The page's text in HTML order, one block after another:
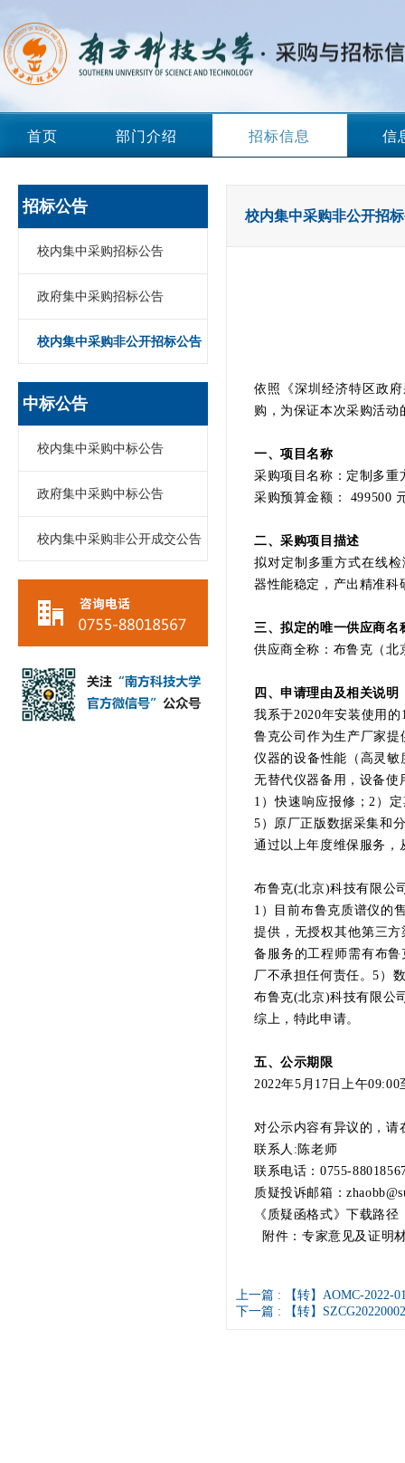
首页 部门介绍 招标信息 信
招标公告
校内集中采购招标公告
政府集中采购招标公告
校内集中采购非公开招标公告
中标公告
校内集中采购中标公告
政府集中采购中标公告
校内集中采购非公开成交公告
校内集中采购非公开招
依照《深圳经济特区政
购，为保证本次采购活
一、项目名称
采购项目名称：定制多重
采购预算金额： 499500
二、采购项目描述
拟对定制多重方式在线
器性能稳定，产出精准科
三、拟定的唯一供应商名
供应商全称：布鲁克
四、申请理由及相关说明
我系于2020年安装使用
鲁克公司作为生产厂家
仪器的设备性能（高灵
无替代仪器备用，设备使
1）快速响应报修；2）
5）原厂正版数据采集和
通过以上年度维保服务，
布鲁克(北京)科技有限公
1）目前布鲁克质谱仪的
提供，无授权其他第三
备服务的工程师需有布
厂不承担任何责任。5）
布鲁克(北京)科技有限公
综上，特此申请。
五、公示期限
2022年5月17日上午
对公示内容有异议的，请
联系人:陈老师
联系电话：0755-
质疑投诉邮箱：
《质疑函格式》下载路
附件：专家意见及证明
上一篇 :
【转】AOMC-2022-
下一篇 :
【转】